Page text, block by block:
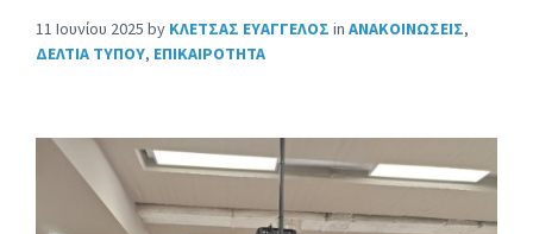
11 Ιουνίου 2025 by ΚΛΕΤΣΑΣ ΕΥΑΓΓΕΛΟΣ in ΑΝΑΚΟΙΝΩΣΕΙΣ,
ΔΕΛΤΙΑ ΤΥΠΟΥ, ΕΠΙΚΑΙΡΟΤΗΤΑ